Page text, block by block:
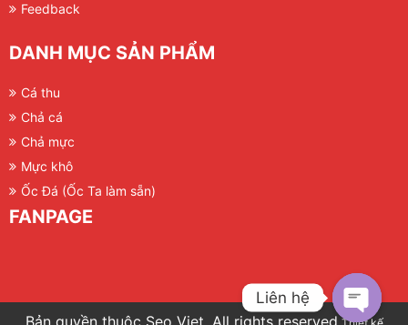
Feedback
DANH MỤC SẢN PHẨM
Cá thu
Chả cá
Chả mực
Mực khô
Ốc Đá (Ốc Ta làm sẵn)
FANPAGE
Liên hệ